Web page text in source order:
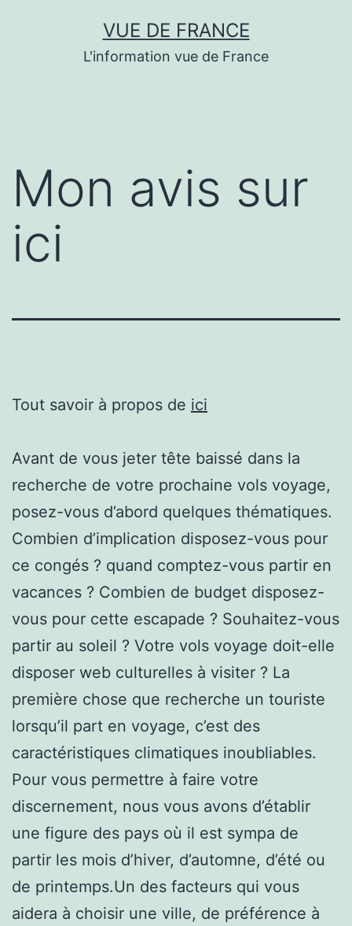
VUE DE FRANCE
L'information vue de France
Mon avis sur
ici
Tout savoir à propos de ici
Avant de vous jeter tête baissé dans la
recherche de votre prochaine vols voyage,
posez-vous d’abord quelques thématiques.
Combien d’implication disposez-vous pour
ce congés ? quand comptez-vous partir en
vacances ? Combien de budget disposez-
vous pour cette escapade ? Souhaitez-vous
partir au soleil ? Votre vols voyage doit-elle
disposer web culturelles à visiter ? La
première chose que recherche un touriste
lorsqu’il part en voyage, c’est des
caractéristiques climatiques inoubliables.
Pour vous permettre à faire votre
discernement, nous vous avons d’établir
une figure des pays où il est sympa de
partir les mois d’hiver, d’automne, d’été ou
de printemps.Un des facteurs qui vous
aidera à choisir une ville, de préférence à